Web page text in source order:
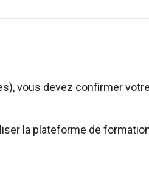
vous devez confirmer
la plateforme de